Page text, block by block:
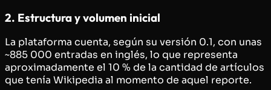
2. Estructura y volumen inicial
La plataforma cuenta, según su versión 0.1, con unas
~885 000 entradas en inglés, lo que representa
aproximadamente el 10 % de la cantidad de artículos
que tenía Wikipedia al momento de aquel reporte.